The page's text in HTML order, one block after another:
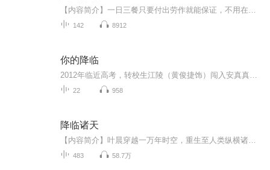
142 8912
你的降临
22 958
降临诸天
483 58.7万